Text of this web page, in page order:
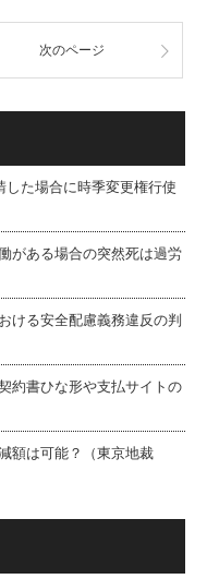
次のページ
した場合に時季変更権行使
がある場合の突然死は過労
ける安全配慮義務違反の判
約書ひな形や支払サイトの
額は可能？（東京地裁